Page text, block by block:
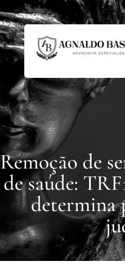
Remoção de
de saúde:
determina